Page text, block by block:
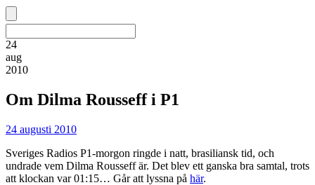
24
aug
2010
Om Dilma Rousseff i P1
24 augusti 2010
Sveriges Radios P1-morgon ringde i natt, brasiliansk tid, och
undrade vem Dilma Rousseff är. Det blev ett ganska bra samtal, trots
att klockan var 01:15… Går att lyssna på här.